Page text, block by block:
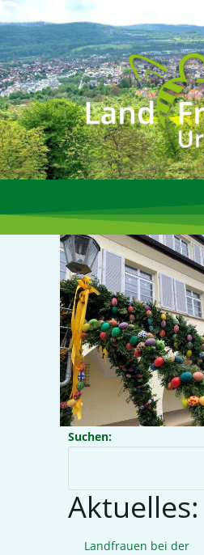
Suchen:
Aktuelles:
Landfrauen bei der